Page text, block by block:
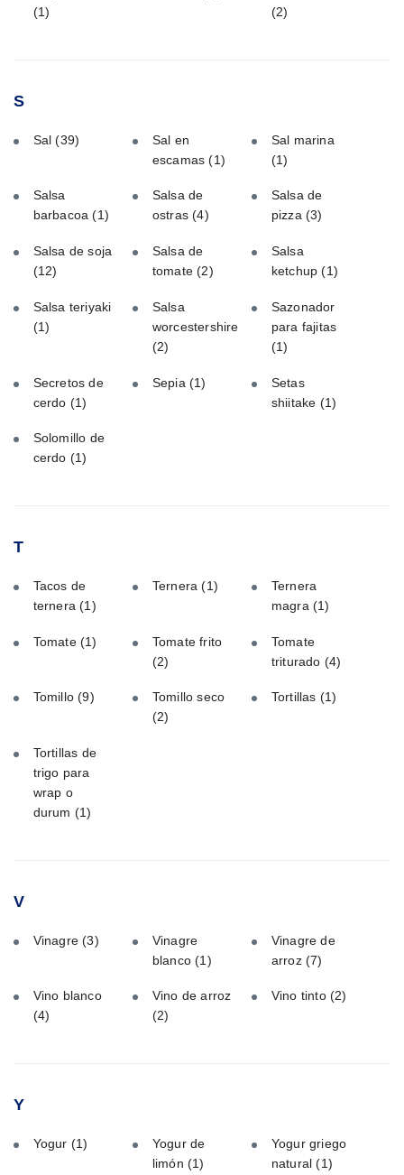
(1)
(2)
S
Sal(39)
Sal en
escamas(1)
Sal marina
(1)
Salsa
barbacoa(1)
Salsa de
ostras(4)
Salsa de
pizza(3)
Salsa de soja
(12)
Salsa de
tomate(2)
Salsa
ketchup(1)
Salsa teriyaki
(1)
Salsa
worcestershire
(2)
Sazonador
para fajitas
(1)
Secretos de
cerdo (1)
Sepia (1)
Setas
shiitake (1)
Solomillo de
cerdo (1)
T
Tacos de
ternera(1)
Ternera(1)
Ternera
magra(1)
Tomate (1)
Tomate frito
(2)
Tomate
triturado (4)
Tomillo(9)
Tomillo seco
(2)
Tortillas (1)
Tortillas de
trigo para
wrap o
durum (1)
V
Vinagre(3)
Vinagre
blanco(1)
Vinagre de
arroz(7)
Vino blanco
(4)
Vino de arroz
(2)
Vino tinto(2)
Y
Yogur (1)
Yogur de
limón (1)
Yogur griego
natural(1)